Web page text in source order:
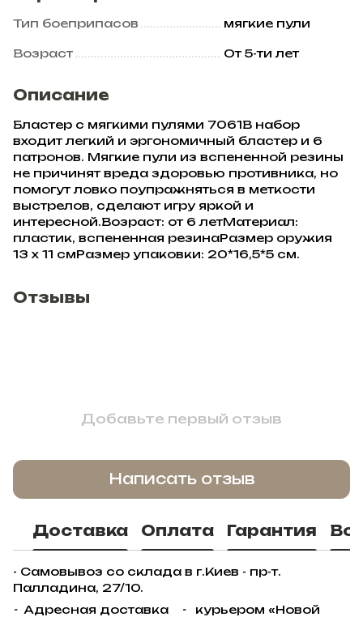
Тип боеприпасов мягкие пули
Возраст От 5-ти лет
Описание
Бластер с мягкими пулями 7061В набор
входит легкий и эргономичный бластер и 6
патронов. Мягкие пули из вспененной резины
не причинят вреда здоровью противника, но
помогут ловко поупражняться в меткости
выстрелов, сделают игру яркой и
интересной.Возраст: от 6 летМатериал:
пластик, вспененная резинаРазмер оружия
13 х 11 смРазмер упаковки: 20*16,5*5 см.
Отзывы
Добавьте первый отзыв
Написать отзыв
Доставка Оплата Гарантия
- Самовывоз со склада в г.Киев - пр-т.
Палладина, 27/10.
- Адресная доставка -курьером «Новой